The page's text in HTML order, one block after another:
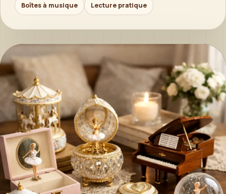
Boîtes à musique Lecture pratique